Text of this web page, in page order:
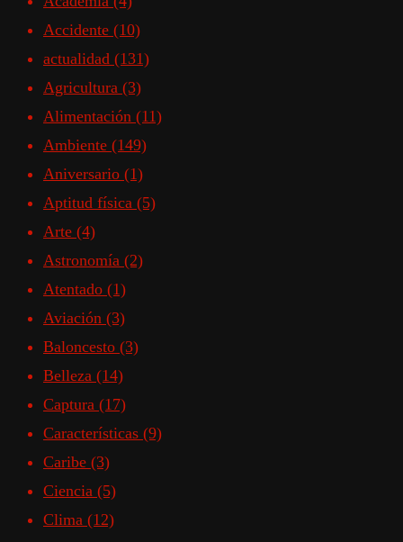
Accidente (10)
actualidad (131)
Agricultura (3)
Alimentación (11)
Ambiente (149)
Aniversario (1)
Aptitud física (5)
Arte (4)
Astronomía (2)
Atentado (1)
Aviación (3)
Baloncesto (3)
Belleza (14)
Captura (17)
Características (9)
Caribe (3)
Ciencia (5)
Clima (12)